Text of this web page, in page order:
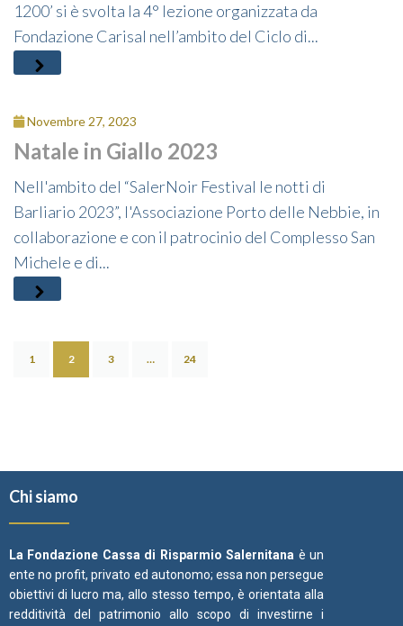
1200’ si è svolta la 4° lezione organizzata da
Fondazione Carisal nell’ambito del Ciclo di...
Novembre 27, 2023
Natale in Giallo 2023
Nell'ambito del “SalerNoir Festival le notti di
Barliario 2023”, l'Associazione Porto delle Nebbie, in
collaborazione e con il patrocinio del Complesso San
Michele e di...
1 2 3 … 24
Chi siamo
La Fondazione Cassa di Risparmio Salernitana è un
ente no profit, privato ed autonomo; essa non persegue
obiettivi di lucro ma, allo stesso tempo, è orientata alla
redditività del patrimonio allo scopo di investirne i